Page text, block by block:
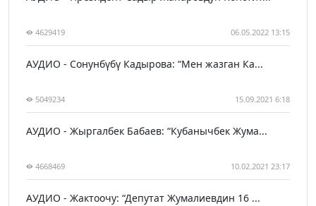
4629419 06.05.2022 13:15
АУДИО - Сонунбүбү Кадырова: “Мен жазган Ка...
5049234 15.09.2021 6:18
АУДИО - Жыргалбек Бабаев: “Кубанычбек Жума...
4668469 10.02.2021 23:17
АУДИО - Жактоочу: “Депутат Жумалиевдин 16 ...